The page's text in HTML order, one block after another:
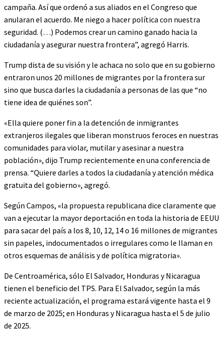
campaña. Así que ordenó a sus aliados en el Congreso que
anularan el acuerdo. Me niego a hacer política con nuestra
seguridad. (…) Podemos crear un camino ganado hacia la
ciudadanía y asegurar nuestra frontera”, agregó Harris.
Trump dista de su visión y le achaca no solo que en su gobierno
entraron unos 20 millones de migrantes por la frontera sur
sino que busca darles la ciudadanía a personas de las que “no
tiene idea de quiénes son”.
«Ella quiere poner fin a la detención de inmigrantes
extranjeros ilegales que liberan monstruos feroces en nuestras
comunidades para violar, mutilar y asesinar a nuestra
población», dijo Trump recientemente en una conferencia de
prensa. “Quiere darles a todos la ciudadanía y atención médica
gratuita del gobierno», agregó.
Según Campos, «la propuesta republicana dice claramente que
van a ejecutar la mayor deportación en toda la historia de EEUU
para sacar del país a los 8, 10, 12, 14 o 16 millones de migrantes
sin papeles, indocumentados o irregulares como le llaman en
otros esquemas de análisis y de política migratoria».
De Centroamérica, sólo El Salvador, Honduras y Nicaragua
tienen el beneficio del TPS. Para El Salvador, según la más
reciente actualización, el programa estará vigente hasta el 9
de marzo de 2025; en Honduras y Nicaragua hasta el 5 de julio
de 2025.